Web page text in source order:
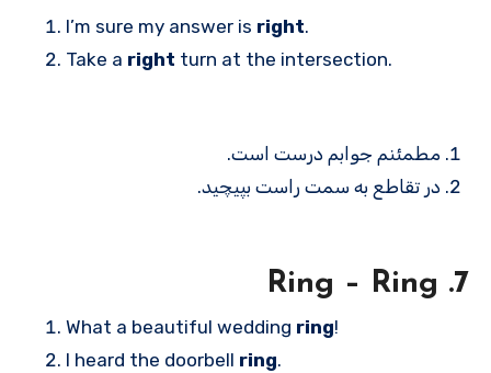
I’m sure my answer is right.
Take a right turn at the intersection.
مطمئنم جوابم درست است.
در تقاطع به سمت راست بپیچید.
7. Ring – Ring
What a beautiful wedding ring!
I heard the doorbell ring.